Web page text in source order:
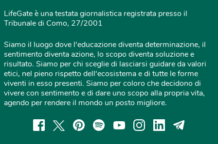
LifeGate è una testata giornalistica registrata presso il
Tribunale di Como, 27/2001
Siamo il luogo dove l'educazione diventa determinazione, il
sentimento diventa azione, lo scopo diventa soluzione e
risultato. Siamo per chi sceglie di lasciarsi guidare da valori
etici, nel pieno rispetto dell'ecosistema e di tutte le forme
viventi in esso presenti. Siamo per coloro che decidono di
vivere con sentimento e di dare uno scopo alla propria vita,
agendo per rendere il mondo un posto migliore.